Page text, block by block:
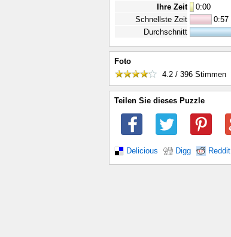
Ihre Zeit
0:00
Schnellste Zeit
0:57
Durchschnitt
Foto
4.2 / 396 Stimmen
Teilen Sie dieses Puzzle
Delicious Digg Reddit